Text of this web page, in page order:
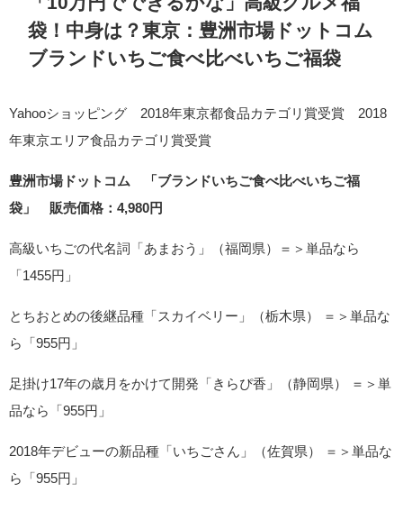
袋！中身は？東京： 豊洲市場ドットコム
ブランドいちご食べ比べいちご福袋
Yahooショッピング 2018年東京都食品カテゴリ賞受賞 2018
年東京エリア食品カテゴリ賞受賞
豊洲市場ドットコム 「ブランドいちご食べ比べいちご福
袋」 販売価格：4,980円
高級いちごの代名詞「あまおう」（福岡県）＝＞単品なら
「1455円」
とちおとめの後継品種「スカイベリー」（栃木県） ＝＞単品な
ら「955円」
足掛け17年の歳月をかけて開発「きらぴ香」（静岡県） ＝＞単
品なら「955円」
2018年デビューの新品種「いちごさん」（佐賀県） ＝＞単品な
ら「955円」